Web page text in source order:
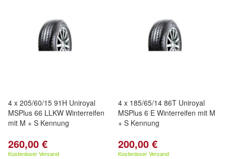
4 x 205/60/15 91H Uniroyal
MSPlus 66 LLKW Winterreifen
mit M + S Kennung
260,00 €
Kostenloser Versand
4 x 185/65/14 86T Uniroyal
MSPlus 6 E Winterreifen mit M
+ S Kennung
200,00 €
Kostenloser Versand